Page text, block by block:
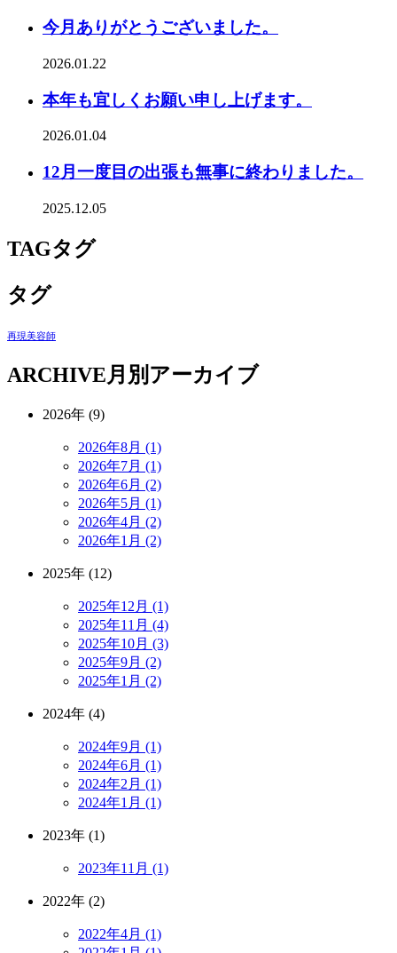
今月ありがとうございました。
2026.01.22
本年も宜しくお願い申し上げます。
2026.01.04
12月一度目の出張も無事に終わりました。
2025.12.05
TAGタグ
タグ
再現美容師
ARCHIVE月別アーカイブ
2026年 (9)
2026年8月 (1)
2026年7月 (1)
2026年6月 (2)
2026年5月 (1)
2026年4月 (2)
2026年1月 (2)
2025年 (12)
2025年12月 (1)
2025年11月 (4)
2025年10月 (3)
2025年9月 (2)
2025年1月 (2)
2024年 (4)
2024年9月 (1)
2024年6月 (1)
2024年2月 (1)
2024年1月 (1)
2023年 (1)
2023年11月 (1)
2022年 (2)
2022年4月 (1)